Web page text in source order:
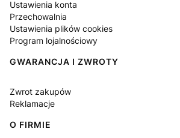
Ustawienia konta
Przechowalnia
Ustawienia plików cookies
Program lojalnościowy
GWARANCJA I ZWROTY
Zwrot zakupów
Reklamacje
O FIRMIE